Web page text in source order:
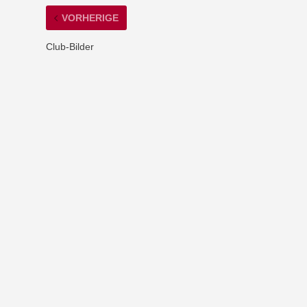
VORHERIGE
Club-Bilder